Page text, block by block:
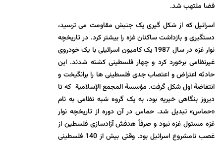
فضا ملتهب شد.
اسرائیل که از شکل گیری یک جنبش مقاومت می ترسید،
دستگیری و بازداشت ساکنان غزه را بیشتر کرد. در تاریخچه
نوار غزه در سال 1987 یک کامیون اسرائیلی با یک خودروی
غیرنظامی برخورد کرد و چهار فلسطینی کشته شدند. این
حادثه اعتراض و اعتصاب جدی فلسطینی ها را برانگیخت و
انتفاضۀ اول شکل گرفت. مؤسسۀ المجمع الإسلامیة که تا
دیروز بنگاهی خیریه بود، به یک گروه شبه نظامی به نام
«حماس» تبدیل شد. حماس در آن دوره از تاریخچه نوار
غزه مسئول غزه نبود و صرفاً هدفش آزادسازی فلسطین از
غصب نامشروع اسرائیل بود. وقتی بیش از 140 فلسطینی